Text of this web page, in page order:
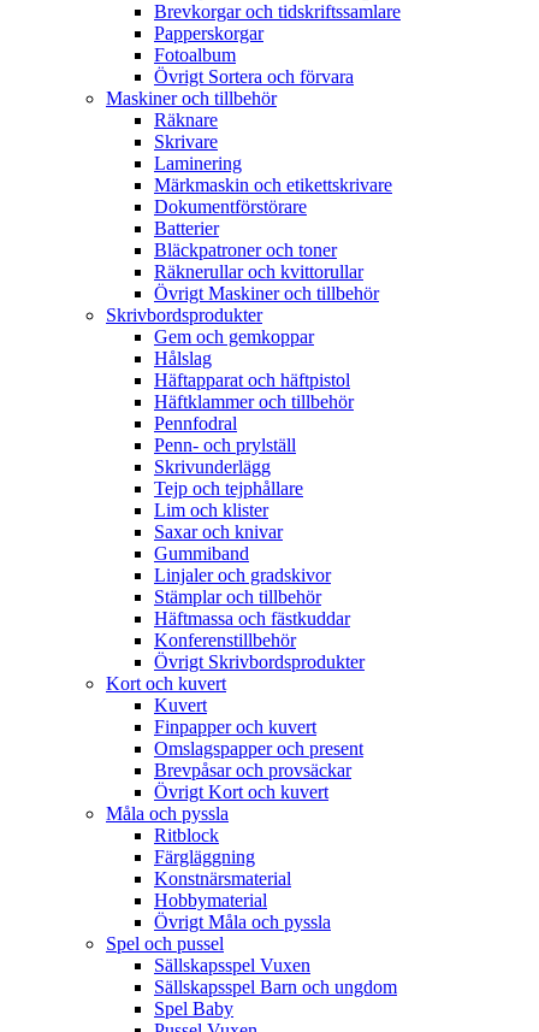
Brevkorgar och tidskriftssamlare
Papperskorgar
Fotoalbum
Övrigt Sortera och förvara
Maskiner och tillbehör
Räknare
Skrivare
Laminering
Märkmaskin och etikettskrivare
Dokumentförstörare
Batterier
Bläckpatroner och toner
Räknerullar och kvittorullar
Övrigt Maskiner och tillbehör
Skrivbordsprodukter
Gem och gemkoppar
Hålslag
Häftapparat och häftpistol
Häftklammer och tillbehör
Pennfodral
Penn- och prylställ
Skrivunderlägg
Tejp och tejphållare
Lim och klister
Saxar och knivar
Gummiband
Linjaler och gradskivor
Stämplar och tillbehör
Häftmassa och fästkuddar
Konferenstillbehör
Övrigt Skrivbordsprodukter
Kort och kuvert
Kuvert
Finpapper och kuvert
Omslagspapper och present
Brevpåsar och provsäckar
Övrigt Kort och kuvert
Måla och pyssla
Ritblock
Färgläggning
Konstnärsmaterial
Hobbymaterial
Övrigt Måla och pyssla
Spel och pussel
Sällskapsspel Vuxen
Sällskapsspel Barn och ungdom
Spel Baby